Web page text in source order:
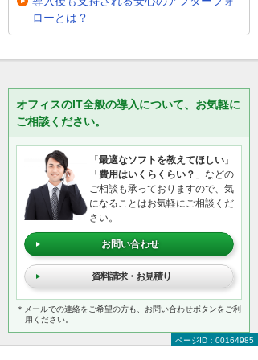
ローとは？
オフィスのIT全般の導入について、お気軽に
ご相談ください。
「最適なソフトを教えてほしい 」
「費用はいくらくらい？ 」などの
ご相談も承っておりますので、気
になることはお気軽にご相談くだ
さい。
お問い合わせ
資料請求・お見積り
＊メールでの連絡をご希望の方も、お問い合わせボタンをご利
用ください。
ページID：00164985